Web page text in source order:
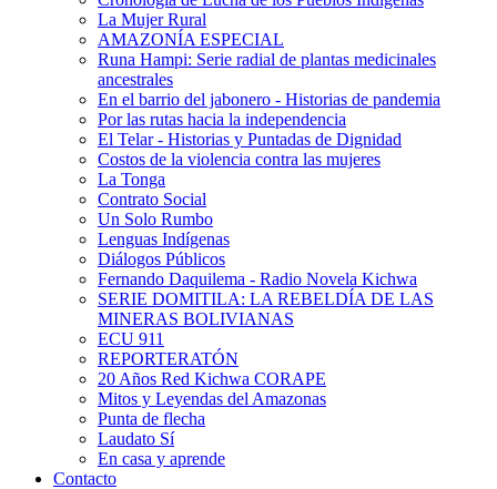
La Mujer Rural
AMAZONÍA ESPECIAL
Runa Hampi: Serie radial de plantas medicinales
ancestrales
En el barrio del jabonero - Historias de pandemia
Por las rutas hacia la independencia
El Telar - Historias y Puntadas de Dignidad
Costos de la violencia contra las mujeres
La Tonga
Contrato Social
Un Solo Rumbo
Lenguas Indígenas
Diálogos Públicos
Fernando Daquilema - Radio Novela Kichwa
SERIE DOMITILA: LA REBELDÍA DE LAS
MINERAS BOLIVIANAS
ECU 911
REPORTERATÓN
20 Años Red Kichwa CORAPE
Mitos y Leyendas del Amazonas
Punta de flecha
Laudato Sí
En casa y aprende
Contacto